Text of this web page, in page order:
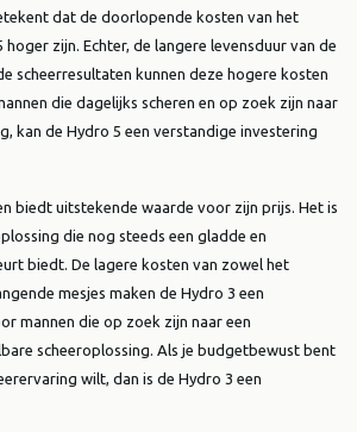
dat de doorlopende kosten van het
zijn. Echter, de langere levensduur van de
scheerresultaten kunnen deze hogere kosten
die dagelijks scheren en op zoek zijn naar
kan de Hydro 5 een verstandige investering
biedt uitstekende waarde voor zijn prijs. Het is
die nog steeds een gladde en
biedt. De lagere kosten van zowel het
mesjes maken de Hydro 3 een
mannen die op zoek zijn naar een
scheeroplossing. Als je budgetbewust bent
wilt, dan is de Hydro 3 een